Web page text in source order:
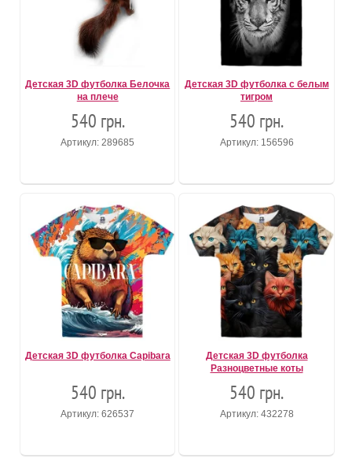
Детская 3D футболка Белочка
на плече
540 грн.
Артикул: 289685
Детская 3D футболка с белым
тигром
540 грн.
Артикул: 156596
Детская 3D футболка Capibara
540 грн.
Артикул: 626537
Детская 3D футболка
Разноцветные коты
540 грн.
Артикул: 432278